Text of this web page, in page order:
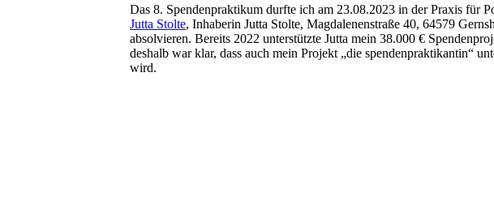
Das 8. Spendenpraktikum durfte ich am 23.08.2023 in der Praxis für
Jutta Stolte, Inhaberin Jutta Stolte, Magdalenenstraße 40, 64579
absolvieren. Bereits 2022 unterstützte Jutta mein 38.000 €
deshalb war klar, dass auch mein Projekt „die spendenpraktikantin“
wird.